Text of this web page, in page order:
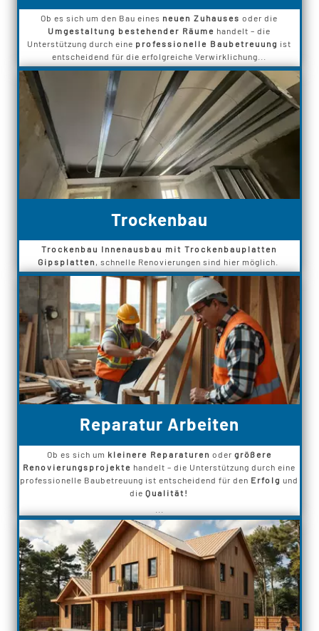
Ob es sich um den Bau eines neuen Zuhauses oder die
Umgestaltung bestehender Räume handelt – die
Unterstützung durch eine professionelle Baubetreuung ist
entscheidend für die erfolgreiche Verwirklichung...
Trockenbau
Trockenbau Innenausbau mit Trockenbauplatten
Gipsplatten , schnelle Renovierungen sind hier möglich.
Reparatur Arbeiten
Ob es sich um kleinere Reparaturen oder größere
Renovierungsprojekte handelt – die Unterstützung durch eine
professionelle Baubetreuung ist entscheidend für den Erfolg und
dieQualität!